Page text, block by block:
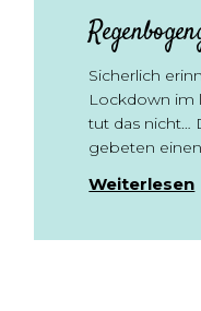
Sicherlich
Lockdown im
tut das nicht…
gebeten
Weiterlesen